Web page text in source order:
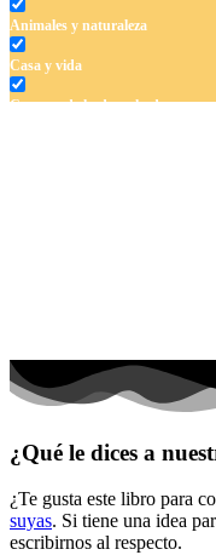
Animales y naturaleza
Casa y vida
Cuentos de hadas y hadas
Halloween y otoño
Mandalas
Música e instrumentos musicales
Peluches y caballos
¿Qué le dices a
¿Te gusta este libro para
suyas. Si tiene una idea
escribirnos al respecto.